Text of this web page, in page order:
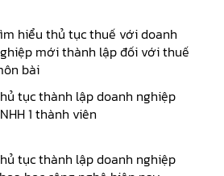
hiểu thủ tục thuế với doanh
mới thành lập đối với thuế
bài
tục thành lập doanh nghiệp
1 thành viên
tục thành lập doanh nghiệp